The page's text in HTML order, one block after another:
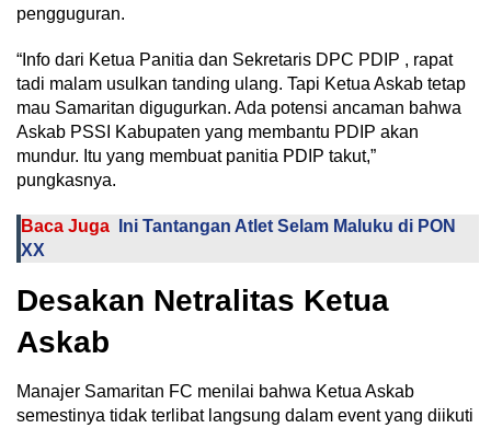
pengguguran.
“Info dari Ketua Panitia dan Sekretaris DPC PDIP , rapat
tadi malam usulkan tanding ulang. Tapi Ketua Askab tetap
mau Samaritan digugurkan. Ada potensi ancaman bahwa
Askab PSSI Kabupaten yang membantu PDIP akan
mundur. Itu yang membuat panitia PDIP takut,”
pungkasnya.
Baca Juga
Ini Tantangan Atlet Selam Maluku di PON
XX
Desakan Netralitas Ketua
Askab
Manajer Samaritan FC menilai bahwa Ketua Askab
semestinya tidak terlibat langsung dalam event yang diikuti